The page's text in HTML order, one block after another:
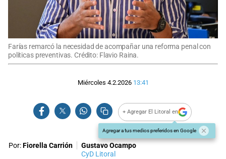
Farías remarcó la necesidad de acompañar una reforma penal con
políticas preventivas. Crédito: Flavio Raina.
Miércoles 4.2.2026 13:41
+ Agregar El Litoral en
Agregar a tus medios preferidos en Google
Por:Fiorella Carrión
Gustavo Ocampo
CyD Litoral